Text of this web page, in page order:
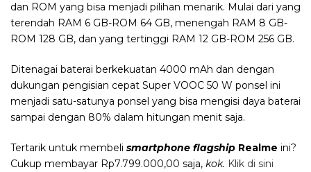
dan ROM yang bisa menjadi pilihan menarik. Mulai dari yang
terendah RAM 6 GB-ROM 64 GB, menengah RAM 8 GB-
ROM 128 GB, dan yang tertinggi RAM 12 GB-ROM 256 GB.
Ditenagai baterai berkekuatan 4000 mAh dan dengan
dukungan pengisian cepat Super VOOC 50 W ponsel ini
menjadi satu-satunya ponsel yang bisa mengisi daya baterai
sampai dengan 80% dalam hitungan menit saja.
Tertarik untuk membeli smartphone flagship Realme ini?
Cukup membayar Rp7.799.000,00 saja, kok. Klik di sini